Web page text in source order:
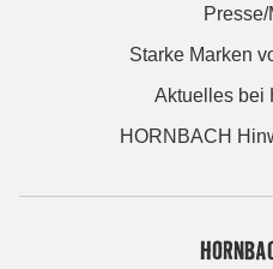
Starke Marken
Aktuelles bei
HORNBACH